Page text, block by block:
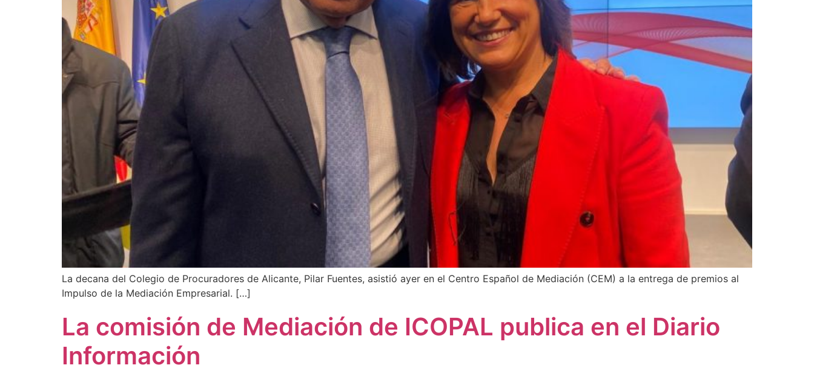
La decana del Colegio de Procuradores de Alicante, Pilar Fuentes, asistió ayer en el Centro Español de Mediación (CEM) a la entrega de premios al
Impulso de la Mediación Empresarial. […]
La comisión de Mediación de ICOPAL publica en el Diario
Información